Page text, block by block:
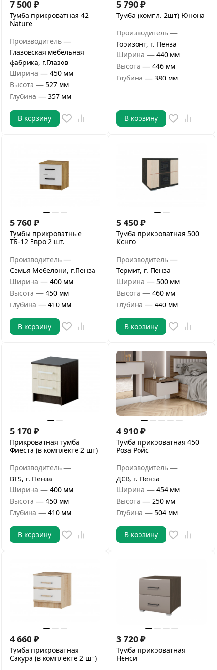
7 500 ₽
Тумба прикроватная 42
Nature
Производитель —
Глазовская мебельная
фабрика, г.Глазов
Ширина — 450 мм
Высота — 527 мм
Глубина — 357 мм
В корзину
5 790 ₽
Тумба (компл. 2шт) Юнона
Производитель —
Горизонт, г. Пенза
Ширина — 440 мм
Высота — 446 мм
Глубина — 380 мм
В корзину
5 760 ₽
Тумбы прикроватные
ТБ-12 Евро 2 шт.
Производитель —
Семья Мебелони, г.Пенза
Ширина — 400 мм
Высота — 450 мм
Глубина — 410 мм
В корзину
5 450 ₽
Тумба прикроватная 500
Конго
Производитель —
Термит, г. Пенза
Ширина — 500 мм
Высота — 460 мм
Глубина — 440 мм
В корзину
5 170 ₽
Прикроватная тумба
Фиеста (в комплекте 2 шт)
Производитель —
BTS, г. Пенза
Ширина — 400 мм
Высота — 450 мм
Глубина — 410 мм
В корзину
4 910 ₽
Тумба прикроватная 450
Роза Ройс
Производитель —
ДСВ, г. Пенза
Ширина — 454 мм
Высота — 250 мм
Глубина — 504 мм
В корзину
4 660 ₽
Тумба прикроватная
Сакура (в комплекте 2 шт)
3 720 ₽
Тумба прикроватная
Ненси